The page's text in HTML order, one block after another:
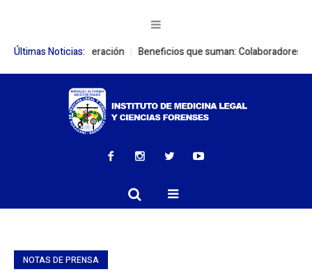
Últimas Noticias:
de cooperación Beneficios que suman: Colaboradores del
NOTAS DE PRENSA